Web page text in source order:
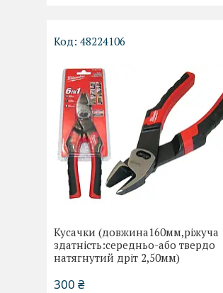
48224106
Кусачки (довжина160мм,ріжуча
здатність:середньо-або твердо
натягнутий дріт 2,50мм)
300 ₴